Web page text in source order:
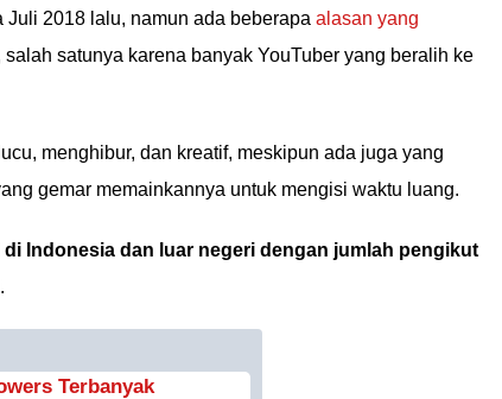
2018 lalu, namun ada beberapa alasan yang
salah satunya karena banyak YouTuber yang beralih ke
menghibur, dan kreatif, meskipun ada juga yang
gemar memainkannya untuk mengisi waktu luang.
Indonesia dan luar negeri dengan jumlah pengikut
Terbanyak